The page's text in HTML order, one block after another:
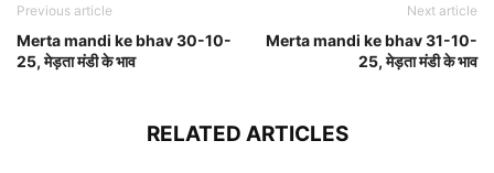
Previous article
Merta mandi ke bhav 30-10-
25, मेड़ता मंडी के भाव
Next article
Merta mandi ke bhav 31-10-
25, मेड़ता मंडी के भाव
RELATED ARTICLES